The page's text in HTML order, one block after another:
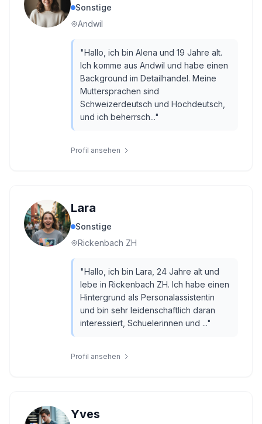
Sonstige
Andwil
"Hallo, ich bin Alena und 19 Jahre alt.
Ich komme aus Andwil und habe einen
Background im Detailhandel. Meine
Muttersprachen sind
Schweizerdeutsch und Hochdeutsch,
und ich beherrsch..."
Profil ansehen
Lara
Sonstige
Rickenbach ZH
"Hallo, ich bin Lara, 24 Jahre alt und
lebe in Rickenbach ZH. Ich habe einen
Hintergrund als Personalassistentin
und bin sehr leidenschaftlich daran
interessiert, Schuelerinnen und ..."
Profil ansehen
Yves